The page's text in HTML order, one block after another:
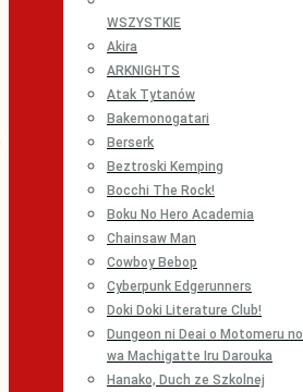
WSZYSTKIE
Akira
ARKNIGHTS
Atak Tytanów
Bakemonogatari
Berserk
Beztroski Kemping
Bocchi The Rock!
Boku No Hero Academia
Chainsaw Man
Cowboy Bebop
Cyberpunk Edgerunners
Doki Doki Literature Club!
Dungeon ni Deai o Motomeru no
wa Machigatte Iru Darouka
Hanako, Duch ze Szkolnej